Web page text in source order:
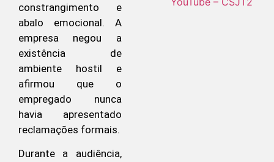
constrangimento e
abalo emocional. A
empresa negou a
existência de
ambiente hostil e
afirmou que o
empregado nunca
havia apresentado
reclamações formais.
Durante a audiência,